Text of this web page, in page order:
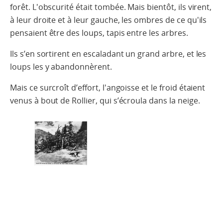
forêt. L'obscurité était tombée. Mais bientôt, ils virent,
à leur droite et à leur gauche, les ombres de ce qu'ils
pensaient être des loups, tapis entre les arbres.
Ils s’en sortirent en escaladant un grand arbre, et les
loups les y abandonnèrent.
Mais ce surcroît d’effort, l'angoisse et le froid étaient
venus à bout de Rollier, qui s’écroula dans la neige.